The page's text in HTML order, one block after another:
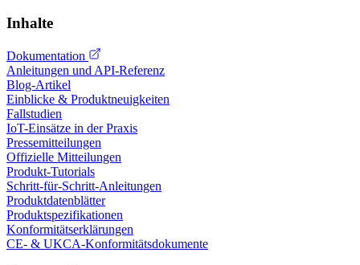
Inhalte
Dokumentation
Anleitungen und API-Referenz
Blog-Artikel
Einblicke & Produktneuigkeiten
Fallstudien
IoT-Einsätze in der Praxis
Pressemitteilungen
Offizielle Mitteilungen
Produkt-Tutorials
Schritt-für-Schritt-Anleitungen
Produktdatenblätter
Produktspezifikationen
Konformitätserklärungen
CE- & UKCA-Konformitätsdokumente